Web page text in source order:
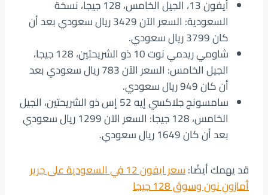
أيفون 13، الجيل الخامس، 128 جيجا، نسخة
السعودية: السعر الآن 3429 ريال سعودي بعد أن
كان 3799 ريال سعودي.
شاومي ريدمي نوت 10 ذو الشريحتين، 128 جيجا،
الجيل الخامس: السعر الآن 783 ريال سعودي بعد
أن كان 949 ريال سعودي.
سامسونج جلاكسي إيه 52 إس ذو الشريحتين، الجيل
الخامس، 128 جيجا: السعر الآن 1299 ريال سعودي
بعد أن كان 1649 ريال سعودي.
قد يهمك أيضًا:
سعر ايفون 12 في السعودية على جرير
أمازون نون وسوق 128 جيجا